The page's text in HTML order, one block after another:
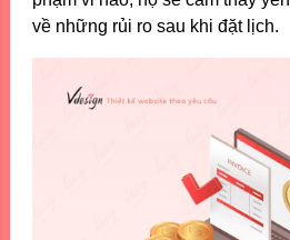
về những rủi ro sau khi đặt lịch.